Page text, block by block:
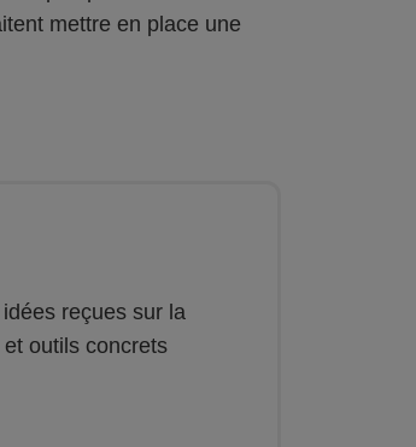
mettre en place une
reçues sur la
outils concrets